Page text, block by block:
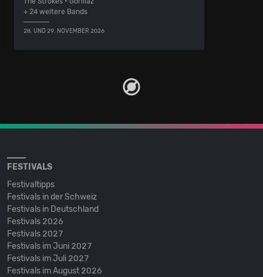
+ 24 weitere Bands
28. UND 29. NOVEMBER 2026
FESTIVALS
Festivaltipps
Festivals in der Schweiz
Festivals in Deutschland
Festivals 2026
Festivals 2027
Festivals im Juni 2027
Festivals im Juli 2027
Festivals im August 2026